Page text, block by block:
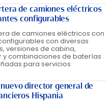
de camiones eléctricos
configurables
de camiones eléctricos con
con diversas
versiones de cabina,
y combinaciones de baterías
para servicios
director general de
Hispania